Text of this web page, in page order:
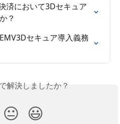
済において3Dセキュア
？
セキュア導入義務
解決しましたか？
😐 😃